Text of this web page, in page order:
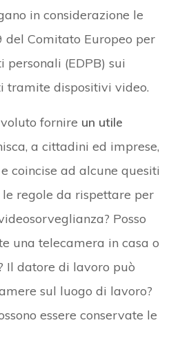
in considerazione le
Comitato Europeo per
(EDPB) sui
dispositivi video.
fornire un utile
a cittadini ed imprese,
coincise ad alcune quesiti
regole da rispettare per
Posso
una telecamera in casa o
Il datore di lavoro può
sul luogo di lavoro?
essere conservate le